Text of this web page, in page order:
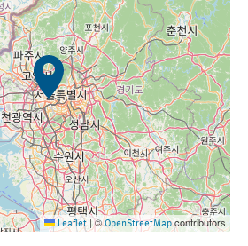
Leaflet ©OpenStreetMapcontributors